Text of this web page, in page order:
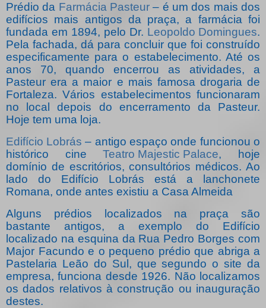
Prédio da Farmácia Pasteur– é um dos mais dos
edifícios mais antigos da praça, a farmácia foi
fundada em 1894, pelo Dr. Leopoldo Domingues.
Pela fachada, dá para concluir que foi construído
especificamente para o estabelecimento. Até os
anos 70, quando encerrou as atividades, a
Pasteur era a maior e mais famosa drogaria de
Fortaleza. Vários estabelecimentos funcionaram
no local depois do encerramento da Pasteur.
Hoje tem uma loja.
Edifício Lobrás – antigo espaço onde funcionou o
histórico cineTeatro Majestic Palace, hoje
domínio de escritórios, consultórios médicos. Ao
lado do Edifício Lobrás está a lanchonete
Romana, onde antes existiu a Casa Almeida
Alguns prédios localizados na praça são
bastante antigos, a exemplo do Edifício
localizado na esquina da Rua Pedro Borges com
Major Facundo e o pequeno prédio que abriga a
Pastelaria Leão do Sul, que segundo o site da
empresa, funciona desde 1926. Não localizamos
os dados relativos à construção ou inauguração
destes.